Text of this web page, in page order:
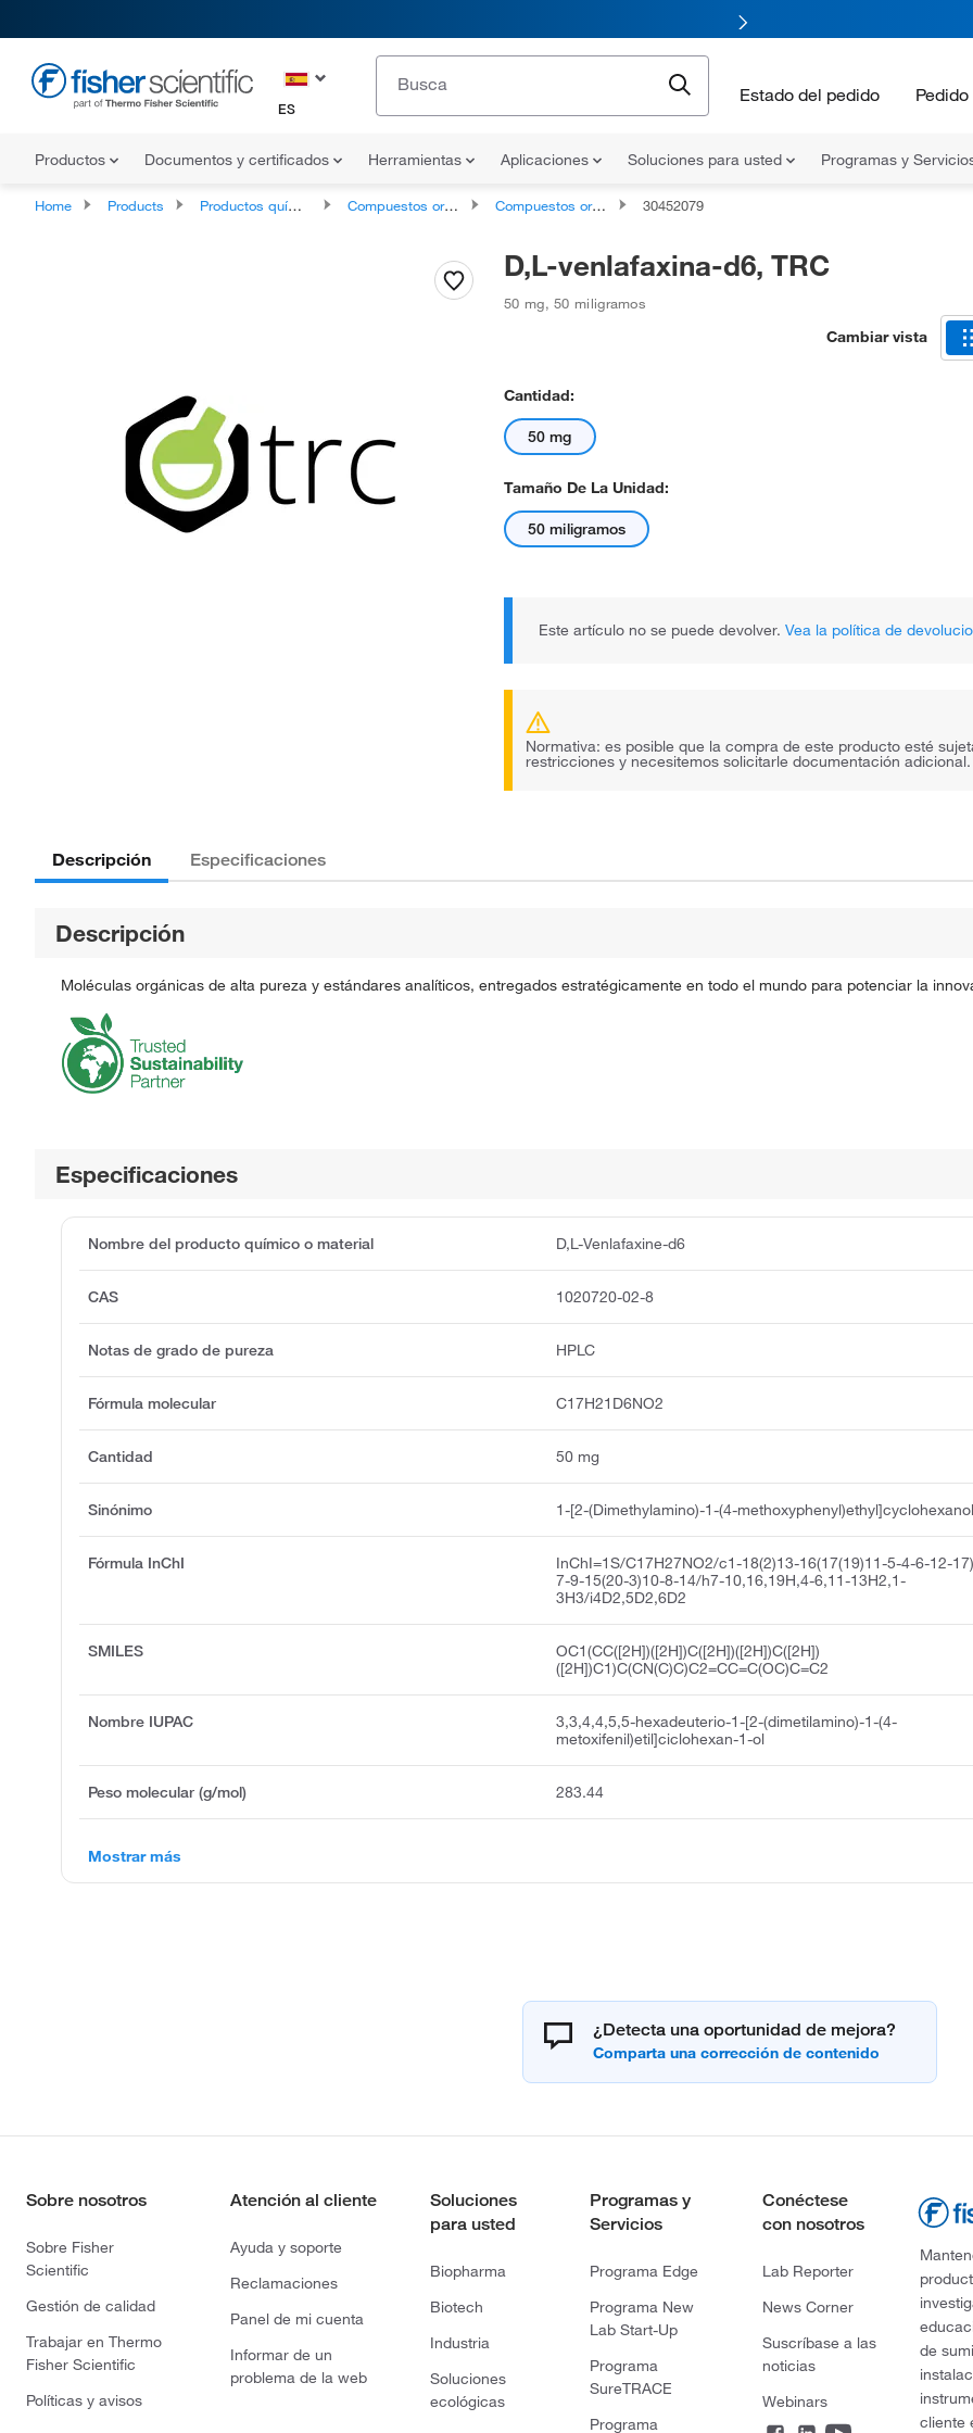
ES
Estado del pedido
Productos Documentos y certificados Herramientas Aplicaciones Soluciones para usted Programas y
Home Products Productos químicos Compuestos orgánicos Compuestos orgánicos no clasificados 30452079
D,L-venlafaxina-d6, TRC
50 mg,50 miligramos
Cambiar vista
Cantidad:
50 mg
Tamaño De La Unidad:
50 miligramos
Este artículo no se puede devolver. Vea la política de
Normativa: es posible que la compra de este producto esté
restricciones y necesitemos solicitarle documentación adicional.
Descripción Especificaciones
Descripción
Moléculas orgánicas de alta pureza y estándares analíticos, entregados estratégicamente en todo el mundo para potenciar la
Especificaciones
Nombre del producto químico o material D,L-Venlafaxine-d6
CAS 1020720-02-8
Notas de grado de pureza HPLC
Fórmula molecular C17H21D6NO2
Cantidad 50 mg
Sinónimo 1-[2-(Dimethylamino)-1-(4-
Fórmula InChI
InChI=1S/C17H27NO2/c1-18(2)13-16(17(19)11-5-4-6-12-
7-9-15(20-3)10-8-14/h7-10,16,19H,4-6,11-13H2,1-
3H3/i4D2,5D2,6D2
SMILES
OC1(CC([2H])([2H])C([2H])([2H])C([2H])
([2H])C1)C(CN(C)C)C2=CC=C(OC)C=C2
Nombre IUPAC
3,3,4,4,5,5-hexadeuterio-1-[2-(dimetilamino)-1-(4-
metoxifenil)etil]ciclohexan-1-ol
Peso molecular (g/mol) 283.44
Mostrar más
¿Detecta una oportunidad de mejora?
Sobre nosotros
Sobre Fisher
Scientific
Gestión de calidad
Trabajar en Thermo
Fisher Scientific
Políticas y avisos
Atención al cliente
Ayuda y soporte
Reclamaciones
Panel de mi cuenta
Informar de un
problema de la web
Soluciones
para usted
Biopharma
Biotech
Industria
Soluciones
ecológicas
Programas y
Servicios
Programa Edge
Programa New
Lab Start-Up
Programa
SureTRACE
Programa
Conéctese
con nosotros
Lab Reporter
News Corner
Suscríbase a las
noticias
Webinars
de
cliente